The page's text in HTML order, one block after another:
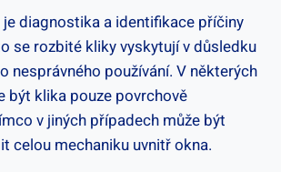
diagnostika a identifikace příčiny
se rozbité kliky vyskytují v důsledku
nesprávného používání. V některých
být klika pouze ⁢povrchově
v ‌jiných případech může být
celou⁣ mechaniku uvnitř okna.